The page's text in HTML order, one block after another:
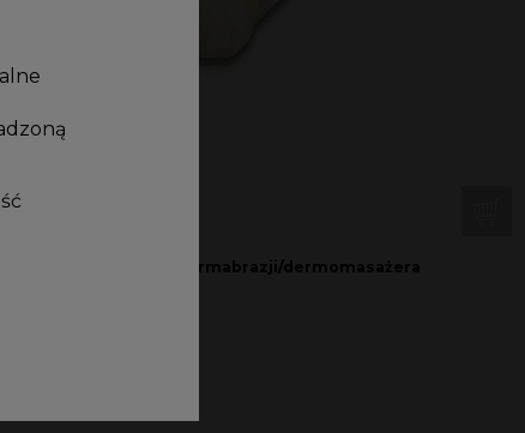
zewnętrzny do mikrodermabrazji/dermomasażera